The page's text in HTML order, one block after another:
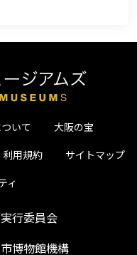
いて
大阪の宝
利用規約
サイトマップ
ィ
行委員会
博物館機構